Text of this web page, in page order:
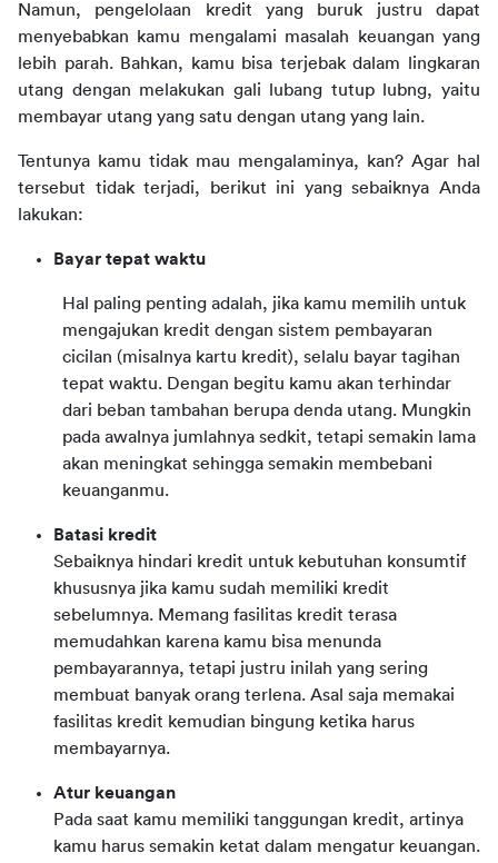
Namun, pengelolaan kredit yang buruk justru dapat
menyebabkan kamu mengalami masalah keuangan yang
lebih parah. Bahkan, kamu bisa terjebak dalam lingkaran
utang dengan melakukan gali lubang tutup lubng, yaitu
membayar utang yang satu dengan utang yang lain.
Tentunya kamu tidak mau mengalaminya, kan? Agar hal
tersebut tidak terjadi, berikut ini yang sebaiknya Anda
lakukan:
Bayar tepat waktu
Hal paling penting adalah, jika kamu memilih untuk
mengajukan kredit dengan sistem pembayaran
cicilan (misalnya kartu kredit), selalu bayar tagihan
tepat waktu. Dengan begitu kamu akan terhindar
dari beban tambahan berupa denda utang. Mungkin
pada awalnya jumlahnya sedkit, tetapi semakin lama
akan meningkat sehingga semakin membebani
keuanganmu.
Batasi kredit
Sebaiknya hindari kredit untuk kebutuhan konsumtif
khususnya jika kamu sudah memiliki kredit
sebelumnya. Memang fasilitas kredit terasa
memudahkan karena kamu bisa menunda
pembayarannya, tetapi justru inilah yang sering
membuat banyak orang terlena. Asal saja memakai
fasilitas kredit kemudian bingung ketika harus
membayarnya.
Atur keuangan
Pada saat kamu memiliki tanggungan kredit, artinya
kamu harus semakin ketat dalam mengatur keuangan.